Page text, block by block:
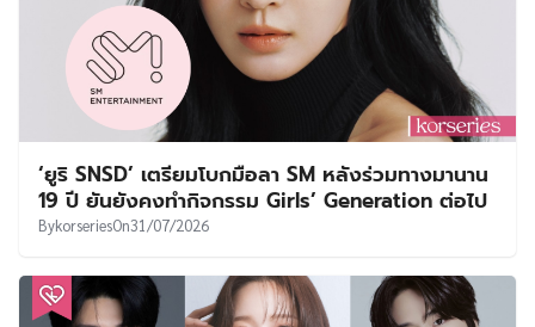
‘ยูริ SNSD’ เตรียมโบกมือลา SM หลังร่วมทางมานาน
19 ปี ยันยังคงทำกิจกรรม Girls’ Generation ต่อไป
BykorseriesOn31/07/2026